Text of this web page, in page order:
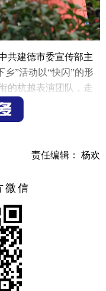
共建德市委宣传部主
乡”活动以“快闪”的形
的杭越表演团队，走
热闹集中广场为村民
表演。
丽的戏服，深受现场
专场活动旨在通过文
活，通过基层文化沉
众的精神共富。接下
、下涯镇金洲村文化
下涯村文化礼堂、下
责任编辑： 杨欢
微信